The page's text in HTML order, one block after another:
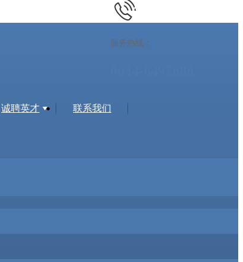
服务热线：
诚聘英才 联系我们